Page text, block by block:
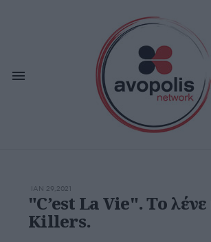
ΙΑΝ 29,2021
"C’est La Vie". Το λένε
Killers.